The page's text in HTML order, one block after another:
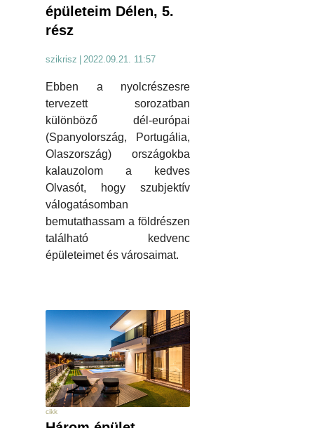
épületeim Délen, 5.
rész
szikrisz 2022.09.21. 11:57
Ebben a nyolcrészesre
tervezett sorozatban
különböző dél-európai
(Spanyolország, Portugália,
Olaszország) országokba
kalauzolom a kedves
Olvasót, hogy szubjektív
válogatásomban
bemutathassam a földrészen
található kedvenc
épületeimet és városaimat.
cikk